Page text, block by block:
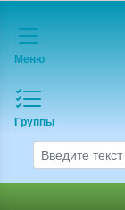
Меню
Группы